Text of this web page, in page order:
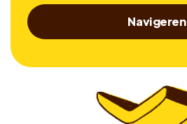
Navigeren